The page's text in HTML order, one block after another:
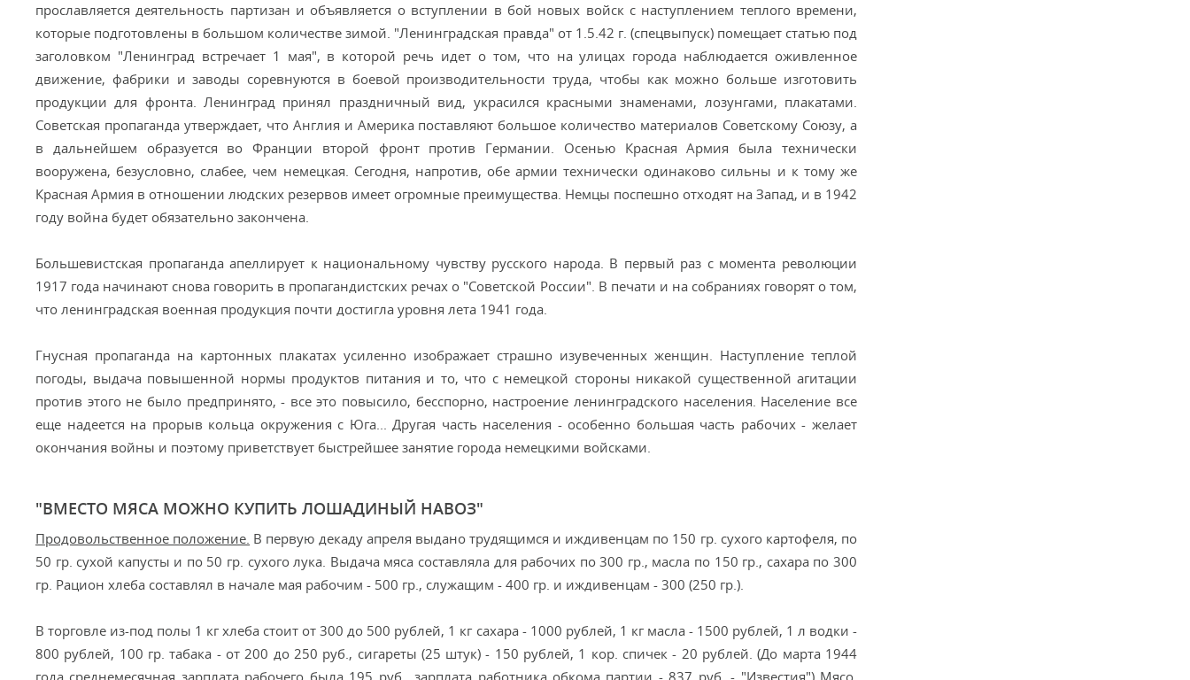
прославляется деятельность партизан и объявляется о вступлении в бой новых войск с наступлением теплого времени,
которые подготовлены в большом количестве зимой. "Ленинградская правда" от 1.5.42 г. (спецвыпуск) помещает статью под
заголовком "Ленинград встречает 1 мая", в которой речь идет о том, что на улицах города наблюдается оживленное
движение, фабрики и заводы соревнуются в боевой производительности труда, чтобы как можно больше изготовить
продукции для фронта. Ленинград принял праздничный вид, украсился красными знаменами, лозунгами, плакатами.
Советская пропаганда утверждает, что Англия и Америка поставляют большое количество материалов Советскому Союзу, а
в дальнейшем образуется во Франции второй фронт против Германии. Осенью Красная Армия была технически
вооружена, безусловно, слабее, чем немецкая. Сегодня, напротив, обе армии технически одинаково сильны и к тому же
Красная Армия в отношении людских резервов имеет огромные преимущества. Немцы поспешно отходят на Запад, и в 1942
году война будет обязательно закончена.
Большевистская пропаганда апеллирует к национальному чувству русского народа. В первый раз с момента революции
1917 года начинают снова говорить в пропагандистских речах о "Советской России". В печати и на собраниях говорят о том,
что ленинградская военная продукция почти достигла уровня лета 1941 года.
Гнусная пропаганда на картонных плакатах усиленно изображает страшно изувеченных женщин. Наступление теплой
погоды, выдача повышенной нормы продуктов питания и то, что с немецкой стороны никакой существенной агитации
против этого не было предпринято, - все это повысило, бесспорно, настроение ленинградского населения. Население все
еще надеется на прорыв кольца окружения с Юга... Другая часть населения - особенно большая часть рабочих - желает
окончания войны и поэтому приветствует быстрейшее занятие города немецкими войсками.
"ВМЕСТО МЯСА МОЖНО КУПИТЬ ЛОШАДИНЫЙ НАВОЗ"
Продовольственное положение. В первую декаду апреля выдано трудящимся и иждивенцам по 150 гр. сухого картофеля, по
50 гр. сухой капусты и по 50 гр. сухого лука. Выдача мяса составляла для рабочих по 300 гр., масла по 150 гр., сахара по 300
гр. Рацион хлеба составлял в начале мая рабочим - 500 гр., служащим - 400 гр. и иждивенцам - 300 (250 гр.).
В торговле из-под полы 1 кг хлеба стоит от 300 до 500 рублей, 1 кг сахара - 1000 рублей, 1 кг масла - 1500 рублей, 1 л водки -
800 рублей, 100 гр. табака - от 200 до 250 руб., сигареты (25 штук) - 150 рублей, 1 кор. спичек - 20 рублей. (До марта 1944
года среднемесячная зарплата рабочего была 195 руб., зарплата работника обкома партии - 837 руб. - "Известия") Мясо,